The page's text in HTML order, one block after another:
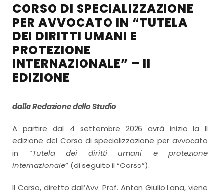
CORSO DI SPECIALIZZAZIONE
PER AVVOCATO IN “TUTELA
DEI DIRITTI UMANI E
PROTEZIONE
INTERNAZIONALE” – II
EDIZIONE
dalla Redazione dello Studio
A partire dal 4 settembre 2026 avrà inizio la II
edizione del Corso di specializzazione per avvocato
in “Tutela dei diritti umani e protezione
internazionale” (di seguito il “Corso”).
Il Corso, diretto dall’Avv. Prof. Anton Giulio Lana, viene